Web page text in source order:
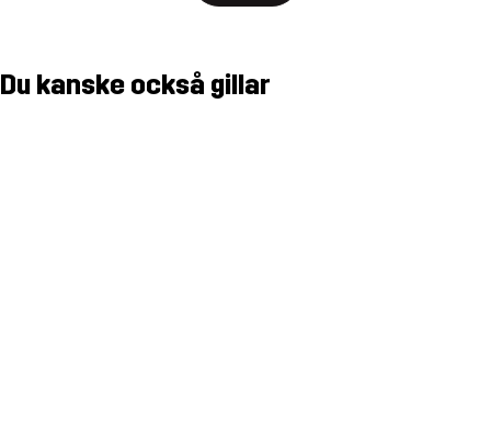
Du kanske också gillar